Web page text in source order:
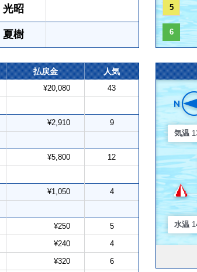
昭
樹
5
6
払戻金 人気
¥20,080 43
¥2,910 9
¥5,800 12
¥1,050 4
¥250 5
¥240 4
¥320 6
気温
水温